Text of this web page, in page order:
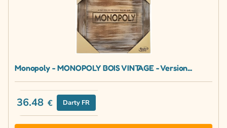
Monopoly - MONOPOLY BOIS VINTAGE - Version...
36.48 € Darty FR